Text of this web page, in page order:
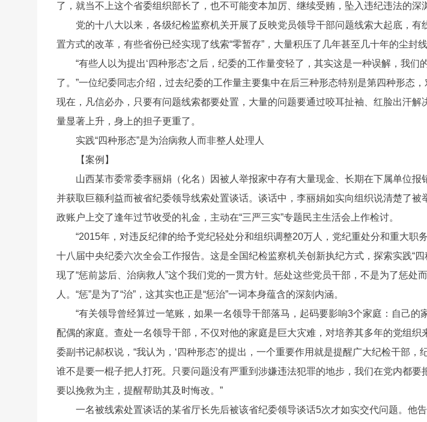
了，就当不上这个省委组织部长了，也不可能变本加厉、继续受贿，坠入违纪违法的深
党的十八大以来，各级纪检监察机关开展了反映党员领导干部问题线索大起底，有
置方式的改革，有些省份已经实现了线索“零暂存”，大量积压了几年甚至几十年的尘封
“有些人以为提出‘四种形态’之后，纪委的工作量变轻了，其实这是一种误解，我们
了。”一位纪委同志介绍，过去纪委的工作量主要集中在后三种形态特别是第四种形态
现在，凡信必办，只要有问题线索都要处置，大量的问题要通过咬耳扯袖、红脸出汗解
量显著上升，身上的担子更重了。
实践“四种形态”是为治病救人而非整人处理人
【案例】
山西某市委常委李丽娟（化名）因被人举报家中存有大量现金、长期在下属单位报
并获取巨额利益而被省纪委领导线索处置谈话。谈话中，李丽娟如实向组织说清楚了被
政账户上交了逢年过节收受的礼金，主动在“三严三实”专题民主生活会上作检讨。
“2015年，对违反纪律的给予党纪轻处分和组织调整20万人，党纪重处分和重大职
十八届中央纪委六次全会工作报告。这是全国纪检监察机关创新执纪方式，探索实践“
现了“惩前毖后、治病救人”这个我们党的一贯方针。惩处这些党员干部，不是为了惩处
人。“惩”是为了“治”，这其实也正是“惩治”一词本身蕴含的深刻内涵。
“有关领导曾经算过一笔账，如果一名领导干部落马，起码要影响3个家庭：自己的
配偶的家庭。查处一名领导干部，不仅对他的家庭是巨大灾难，对培养其多年的党组织
委副书记郝权说，“我认为，‘四种形态’的提出，一个重要作用就是提醒广大纪检干部，
谁不是要一棍子把人打死。只要问题没有严重到涉嫌违法犯罪的地步，我们在党内都要
要以挽救为主，提醒帮助其及时悔改。”
一名被线索处置谈话的某省厅长先后被该省纪委领导谈话5次才如实交代问题。他